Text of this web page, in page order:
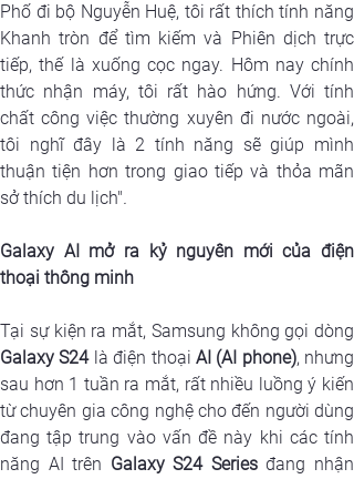
Phố đi bộ Nguyễn Huệ, tôi rất thích tính năng
Khanh tròn để tìm kiếm và Phiên dịch trực
tiếp, thế là xuống cọc ngay. Hôm nay chính
thức nhận máy, tôi rất hào hứng. Với tính
chất công việc thường xuyên đi nước ngoài,
tôi nghĩ đây là 2 tính năng sẽ giúp mình
thuận tiện hơn trong giao tiếp và thỏa mãn
sở thích du lịch".
Galaxy AI mở ra kỷ nguyên mới của điện
thoại thông minh
Galaxy S24 là điện thoại AI (AI phone), nhưng
sau hơn 1 tuần ra mắt, rất nhiều luồng ý kiến
từ chuyên gia công nghệ cho đến người dùng
đang tập trung vào vấn đề này khi các tính
năng AI trên Galaxy S24 Series đang nhận